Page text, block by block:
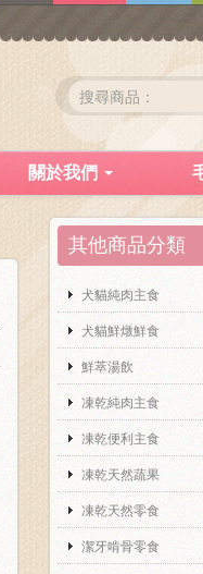
關於我們
其他商品分類
犬貓純肉主食
犬貓鮮燉鮮食
鮮萃湯飲
凍乾純肉主食
凍乾便利主食
凍乾天然蔬果
凍乾天然零食
潔牙啃骨零食